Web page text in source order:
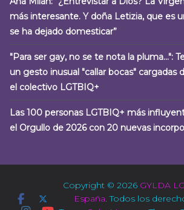
más interesante. Y doña Letizia, que es
se ha dejado domesticar”
"Para ser gay, no se te nota la pluma…":
un gesto inusual "callar bocas" cargadas
el colectivo LGTBIQ+
Las 100 personas LGTBIQ+ más
el Orgullo de 2026 con 20 nuevas
Copyright © 2026 GYLDA
España . Todos los